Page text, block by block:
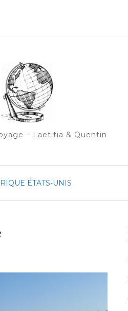
– Laetitia & Quentin
ÉTATS-UNIS